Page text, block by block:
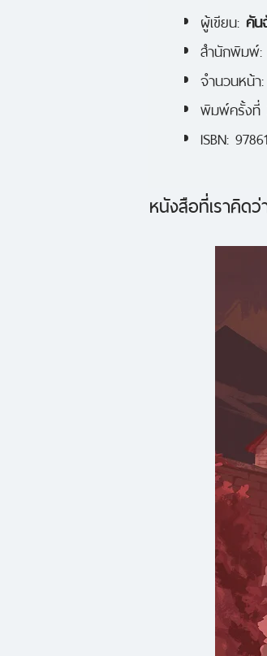
ผู้เขียน: คั
สำนักพิมพ์:
จำนวนหน้
พิมพ์ครั้งที่
ISBN:
หนังสือที่เราคิด